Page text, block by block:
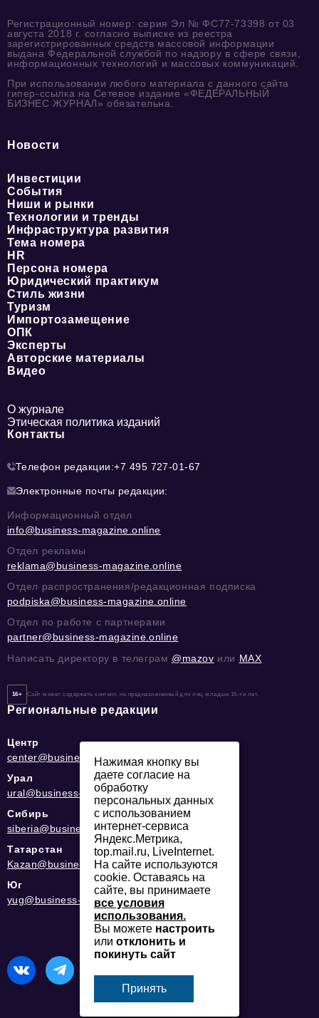
Регистрационный номер: серия Эл № ФС77-73398 от 03
августа 2018 г. согласно выписке из реестра
зарегистрированных средств массовой информации
выдана Федеральной службой по надзору в сфере связи,
информационных технологий и массовых коммуникаций.
При использовании любого материала с данного сайта
гипер-ссылка на Сетевое издание «ФЕДЕРАЛЬНЫЙ
БИЗНЕС ЖУРНАЛ» обязательна.
Новости
Инвестиции
События
Ниши и рынки
Технологии и тренды
Инфраструктура развития
Тема номера
HR
Персона номера
Юридический практикум
Стиль жизни
Туризм
Импортозамещение
ОПК
Эксперты
Авторские материалы
Видео
О журнале
Этическая политика изданий
Контакты
Телефон редакции:+7 495 727-01-67
Электронные почты редакции:
Информационный отдел
info@business-magazine.online
Отдел рекламы
reklama@business-magazine.online
Отдел распространения/редакционная подписка
podpiska@business-magazine.online
Отдел по работе с партнерами
partner@business-magazine.online
Написать директору в телеграм @mazov или MAX
16+ Сайт может содержать контент, не предназначенный для лиц младше 16-ти лет.
Региональные редакции
Центр
center@business-magazine.online
Урал
ural@business-magazine.online
Сибирь
siberia@business-magazine.online
Татарстан
Kazan@business-magazine.online
Юг
yug@business-magazine.online
Нажимая кнопку вы
даете согласие на
обработку
персональных данных
с использованием
интернет-сервиса
Яндекс.Метрика,
top.mail.ru, LiveInternet.
На сайте используются
cookie. Оставаясь на
сайте, вы принимаете
все условия
использования.
Вы можете настроить
или отклонить и
покинуть сайт
Принять